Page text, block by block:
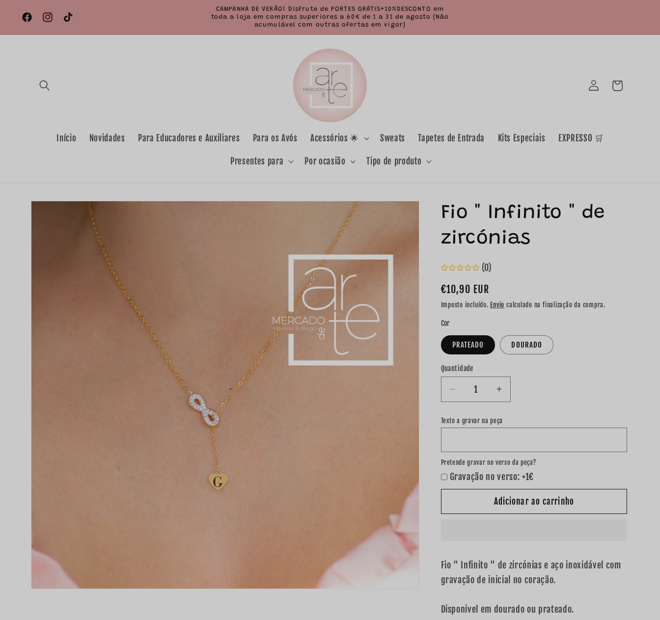
para o
conteúdo
FacebookInstagramTikTok
CAMPANHA DE VERÃO! Disfrute de PORTES GRÁTIS+10%DESCONTO em
toda a loja em compras superiores a 60€ de 1 a 31 de agosto (Não
acumulável com outras ofertas em vigor)
Início Novidades Para Educadores e Auxiliares Para os Avós Acessórios 🌟 Sweats Tapetes de Entrada Kits Especiais EXPRESSO 🛒
Presentes para Por ocasião Tipo de produto
Iniciar
sessão
Carrinho
Saltar para
Fio " Infinito " de
zircónias
(0)
Preço
normal
€10,90 EUR
Imposto incluído. Envio calculado na finalização da compra.
Cor
PRATEADO DOURADO
Quantidade
Diminuir
a
quantidade
de
&quot;
Infinito
&quot;
Aumentar
a
quantidade
de
&quot;
Infinito
&quot;
zircónias
Texto a gravar na peça
Pretende gravar no verso da peça?
Pretende
no
da
peça?
Gravação no verso: +1€
Adicionar ao carrinho
Fio " Infinito " de zircónias e aço inoxidável com
gravação de inicial no coração.
Disponivel em dourado ou prateado.